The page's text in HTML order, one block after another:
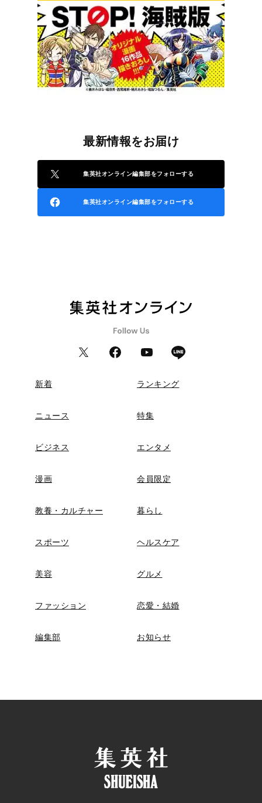
最新情報をお届け
集英社オンライン編集部をフォローする
集英社オンライン編集部をフォローする
新着 ランキング
ニュース 特集
ビジネス エンタメ
漫画 会員限定
教養・カルチャー 暮らし
スポーツ ヘルスケア
美容 グルメ
ファッション 恋愛・結婚
編集部 お知らせ